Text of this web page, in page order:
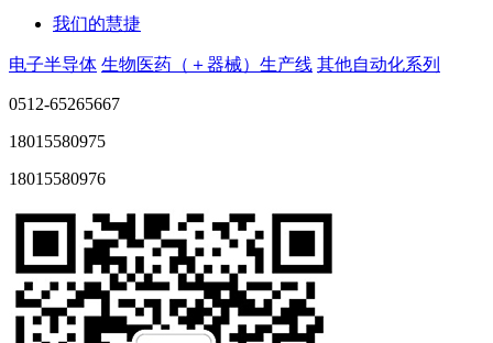
我们的慧捷
电子半导体 生物医药（＋器械）生产线 其他自动化系列
0512-65265667
18015580975
18015580976